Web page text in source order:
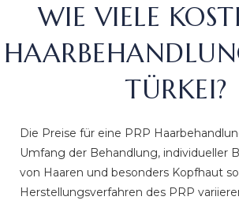
WIE VIELE
TÜRKEI?
Die Preise für eine PRP
Umfang der Behandlung, individueller
von Haaren und besonders Kopfhaut
Herstellungsverfahren des PRP